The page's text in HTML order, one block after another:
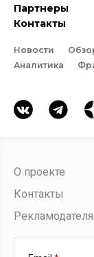
Партнеры
Контакты
Новости
Аналитика
О проекте
Контакты